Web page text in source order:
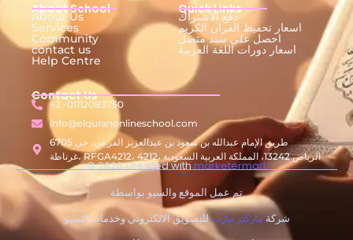
About School
About Us
Services
Community
contact us
Help Centre
Quick Links
دفع الاشتراك
اسعار تحفيظ القران الكريم
احصل علي سند متصل
اسعار دورات اللغة العربية
Contact Us
+2 -01112083750
info@elquranonlineschool.com
6705 طريق الإمام عبدالله بن سعود بن عبدالعزيز الفرعي، حي
غرناطة، RFGA4212، 4212، الرياض 13242، المملكة العربية السعودية
© 2026 Created withmarketermart
تم عمل الموقع والسيو بواسطة
شركةماركتر مارتللتسويق الالكتروني وخدمات السيو